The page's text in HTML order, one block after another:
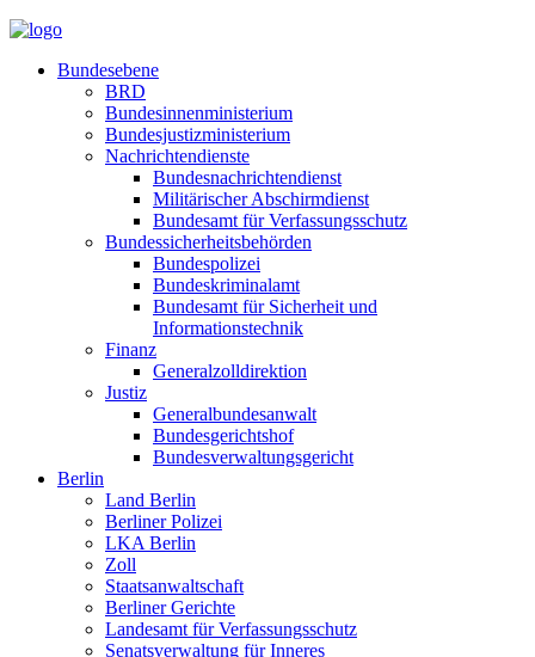
Bundesebene
BRD
Bundesinnenministerium
Bundesjustizministerium
Nachrichtendienste
Bundesnachrichtendienst
Militärischer Abschirmdienst
Bundesamt für Verfassungsschutz
Bundessicherheitsbehörden
Bundespolizei
Bundeskriminalamt
Bundesamt für Sicherheit und
Informationstechnik
Finanz
Generalzolldirektion
Justiz
Generalbundesanwalt
Bundesgerichtshof
Bundesverwaltungsgericht
Berlin
Land Berlin
Berliner Polizei
LKA Berlin
Zoll
Staatsanwaltschaft
Berliner Gerichte
Landesamt für Verfassungsschutz
Senatsverwaltung für Inneres